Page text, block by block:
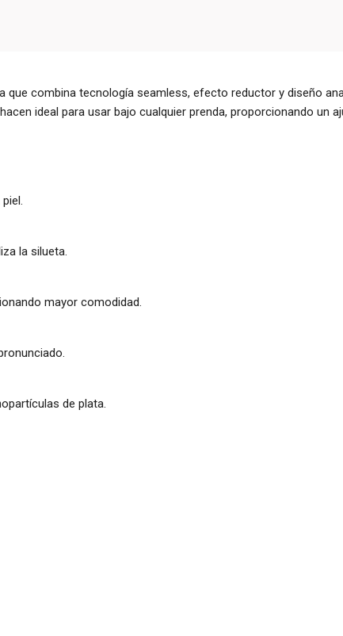
que combina tecnología seamless, efecto reductor y diseño
ideal para usar bajo cualquier prenda, proporcionando un
la silueta.
mayor comodidad.
de plata.